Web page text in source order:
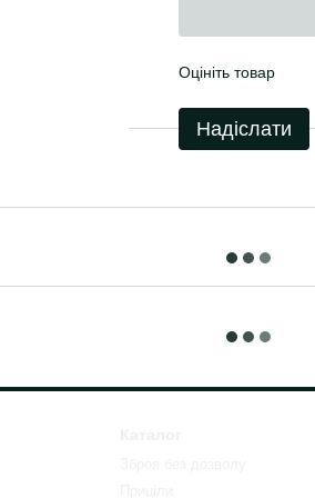
Оцініть товар
Надіслати